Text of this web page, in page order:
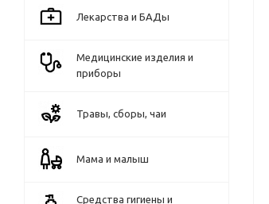
Лекарства и БАДы
Медицинские изделия и
приборы
Травы, сборы, чаи
Мама и малыш
Средства гигиены и